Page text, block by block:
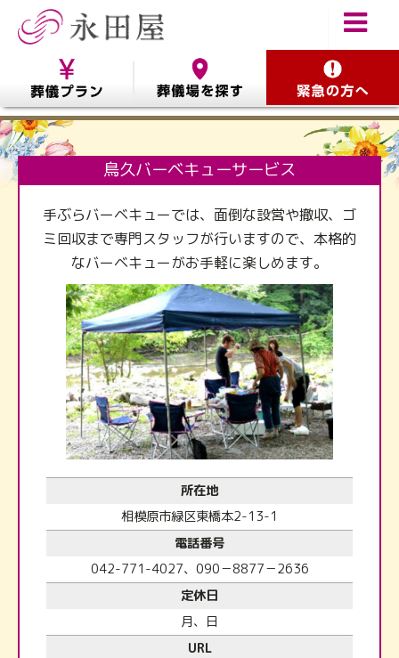
鳥久バーベキューサービス
手ぶらバーベキューでは、面倒な設営や撤収、ゴ
ミ回収まで専門スタッフが行いますので、本格的
なバーベキューがお手軽に楽しめます。
所在地
相模原市緑区東橋本2-13-1
電話番号
042-771-4027、090－8877－2636
定休日
月、日
URL